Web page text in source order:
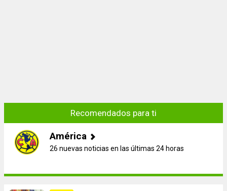
Recomendados para ti
América
26 nuevas noticias en las últimas 24 horas